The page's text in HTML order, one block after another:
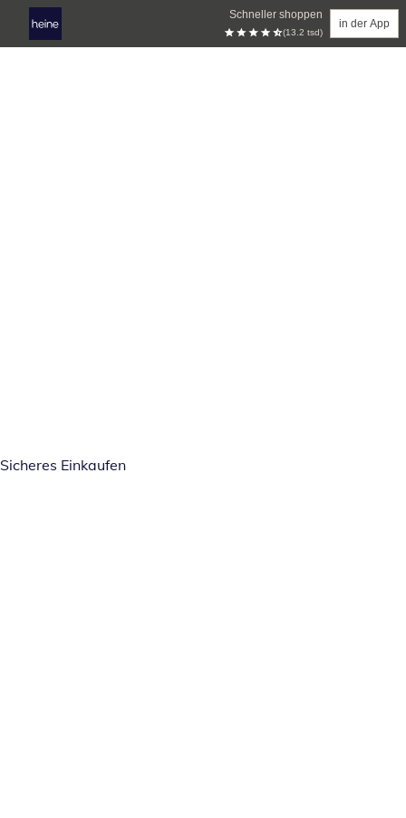
Schneller shoppen
(13.2 tsd)
in der App
Sicheres Einkaufen